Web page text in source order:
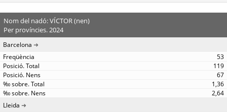
Nom del nadó: VÍCTOR (nen)
Per províncies. 2024
Barcelona
53
119
67
1,36
2,64
Lleida